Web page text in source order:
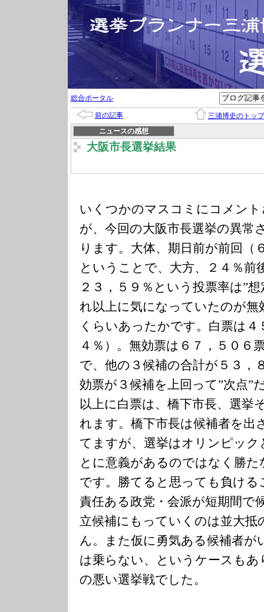
総合ポータル
前の記事
三浦博史のトップ
ニュースの感想
大阪市長選挙結果
いくつかのマスコミにコメン
が、今回の大阪市長選挙の異常
ります。大体、期日前が前回（
ということで、大方、２４％前
２３，５９％という投票率は”
れ以上に気になっていたのが無
くらいあったかです。白票は４
４％）。無効票は６７，５０６
で、他の３候補の合計が５３，
効票が３候補を上回って”次点”
以上に白票は、橋下市長、選挙
れます。橋下市長は候補者を出
てますが、選挙はオリンピッ
とに意義があるのではなく勝
です。勝てると思っても負け
責任ある政党・会派が短期間で
立候補にもっていくのは並大
ん。また仮に勇気ある候補者が
は乗らない、というケースも
の悪い選挙戦でした。